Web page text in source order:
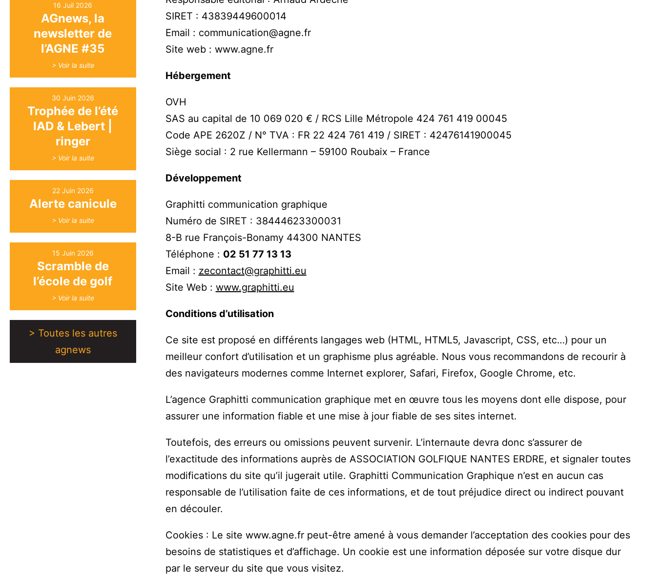
16 Juil 2026
AGnews, la
newsletter de
l’AGNE #35
> Voir la suite
30 Juin 2026
Trophée de l’été
IAD & Lebert |
ringer
> Voir la suite
22 Juin 2026
Alerte canicule
> Voir la suite
15 Juin 2026
Scramble de
l’école de golf
> Voir la suite
> Toutes les autres
agnews
SIRET : 43839449600014
Email : communication@agne.fr
Site web : www.agne.fr
Hébergement
OVH
SAS au capital de 10 069 020 € / RCS Lille Métropole 424 761 419 00045
Code APE 2620Z / N° TVA : FR 22 424 761 419 / SIRET : 42476141900045
Siège social : 2 rue Kellermann – 59100 Roubaix – France
Développement
Graphitti communication graphique
Numéro de SIRET : 38444623300031
8-B rue François-Bonamy 44300 NANTES
Téléphone : 02 51 77 13 13
Email : zecontact@graphitti.eu
Site Web : www.graphitti.eu
Conditions d’utilisation
Ce site est proposé en différents langages web (HTML, HTML5, Javascript, CSS, etc…) pour un
meilleur confort d’utilisation et un graphisme plus agréable. Nous vous recommandons de recourir à
des navigateurs modernes comme Internet explorer, Safari, Firefox, Google Chrome, etc.
L’agence Graphitti communication graphique met en œuvre tous les moyens dont elle dispose, pour
assurer une information fiable et une mise à jour fiable de ses sites internet.
Toutefois, des erreurs ou omissions peuvent survenir. L’internaute devra donc s’assurer de
l’exactitude des informations auprès de ASSOCIATION GOLFIQUE NANTES ERDRE, et signaler toutes
modifications du site qu’il jugerait utile. Graphitti Communication Graphique n’est en aucun cas
responsable de l’utilisation faite de ces informations, et de tout préjudice direct ou indirect pouvant
en découler.
Cookies : Le site www.agne.fr peut-être amené à vous demander l’acceptation des cookies pour des
besoins de statistiques et d’affichage. Un cookie est une information déposée sur votre disque dur
par le serveur du site que vous visitez.